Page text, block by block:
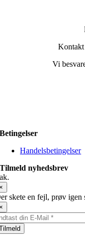
Kontakt
Vi
Betingelser
Handelsbetingelser
Tilmeld nyhedsbrev
skete en fejl, prøv igen